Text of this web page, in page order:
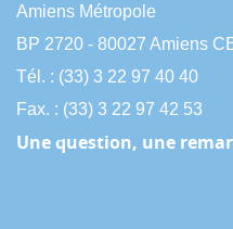
Amiens Métropole
BP 2720 - 80027 Amiens
Tél. : (33) 3 22 97 40 40
Fax. : (33) 3 22 97 42 53
Une question, une